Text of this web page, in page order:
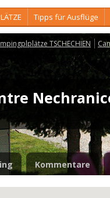
Tipps für Ausflüge
TSCHECHIEN
Kommentare